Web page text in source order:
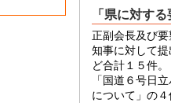
「県に対す
正副会長及び
知事に対して
ど合計１５件
「国道６号日
について」の